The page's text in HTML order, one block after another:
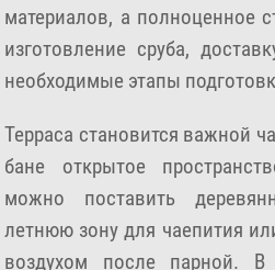
материалов, а полноценное
изготовление сруба,
необходимые этапы
Терраса становится важной
бане открытое
можно поставить
летнюю зону для чаепития
воздухом после парной.